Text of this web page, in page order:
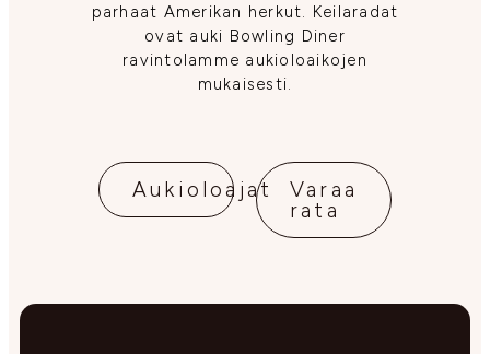
parhaat Amerikan herkut. Keilaradat
ovat auki Bowling Diner
ravintolamme aukioloaikojen
mukaisesti.
Aukioloajat
Varaa
rata